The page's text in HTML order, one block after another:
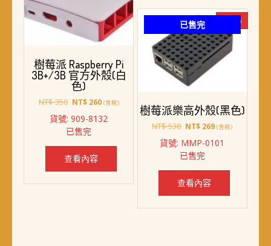
樹莓派 Raspberry Pi
3B+/3B 官方外殼(白
色)
NT$350 原
價
格：
NT$ 350。
NT$260目
價
NT$ 260。
(含稅)
貨號: 909-8132
已售完
查看內容
已售完 -50%
樹莓派樂高外殼(黑色)
NT$538 原
價
格：
NT$ 538。
NT$ 269目
價
NT$ 269。
(含稅)
貨號: MMP-0101
已售完
查看內容